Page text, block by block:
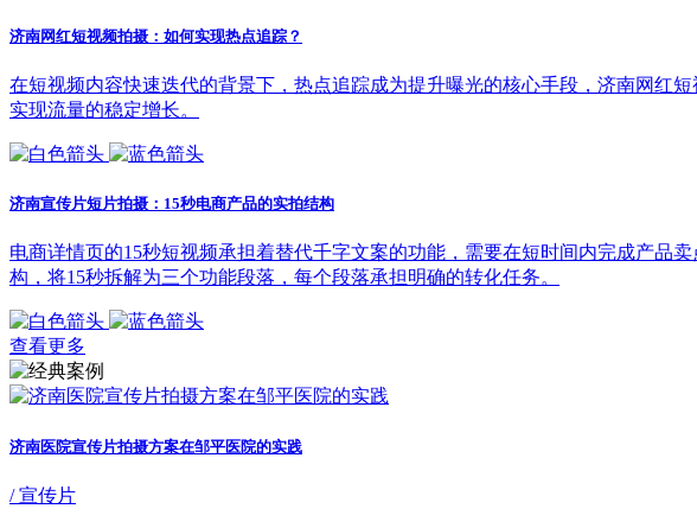
济南网红短视频拍摄：如何实现热点追踪？
在短视频内容快速迭代的背景下，热点追踪成为提升曝光的核心手段，济南网红
实现流量的稳定增长。
济南宣传片短片拍摄：15秒电商产品的实拍结构
电商详情页的15秒短视频承担着替代千字文案的功能，需要在短时间内完成产品
构，将15秒拆解为三个功能段落，每个段落承担明确的转化任务。
查看更多
济南医院宣传片拍摄方案在邹平医院的实践
/ 宣传片